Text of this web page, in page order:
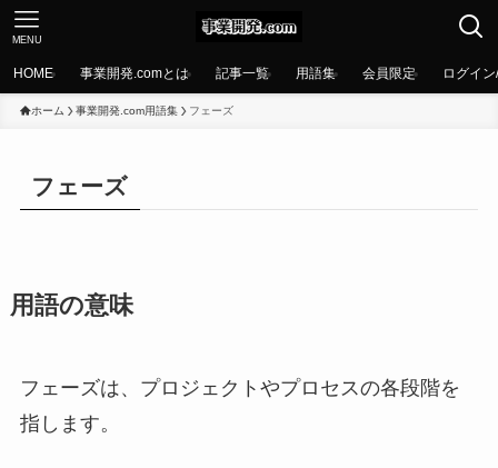
MENU
HOME 事業開発.comとは 記事一覧 用語集 会員限定 ログイ
ホーム 事業開発.com用語集 フェーズ
フェーズ
用語の意味
フェーズは、プロジェクトやプロセスの各段階を
指します。